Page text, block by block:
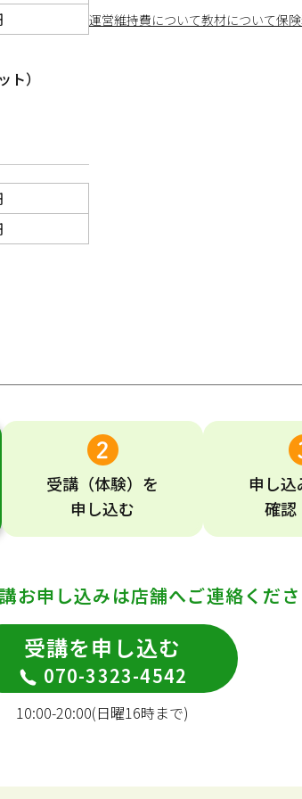
ト）
運営維持費について教材について保
受講 （体験） を
申し込む
申し込
確認
お申し込みは店舗へご連絡くださ
受講を申し込む
070-3323-4542
10:00-20:00(日曜16時まで)